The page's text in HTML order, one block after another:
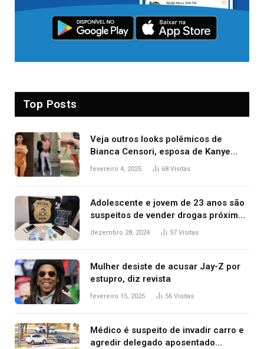
Top Posts
Veja outros looks polêmicos de
Bianca Censori, esposa de Kanye
West que apareceu nua no Grammy
fevereiro 4, 2025 68 Visitas
Adolescente e jovem de 23 anos são
suspeitos de vender drogas próximo
de delegacia e escola, diz polícia
dezembro 28, 2024 57 Visitas
Mulher desiste de acusar Jay-Z por
estupro, diz revista
fevereiro 15, 2025 56 Visitas
Médico é suspeito de invadir carro e
agredir delegado aposentado